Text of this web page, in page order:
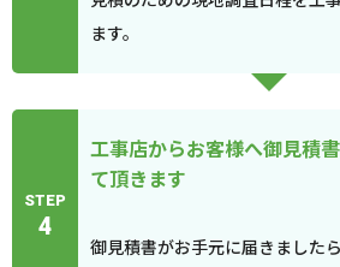
ます。
STEP
4
工事店からお客様へ御見積
て頂きます
御見積書がお手元に届きました